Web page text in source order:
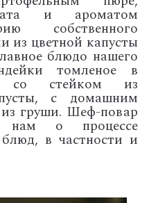
и ароматом
собственного
из цветной капусты
блюдо нашего
томленое в
со стейком из
с домашним
груши. Шеф-повар
нам о процессе
в частности и